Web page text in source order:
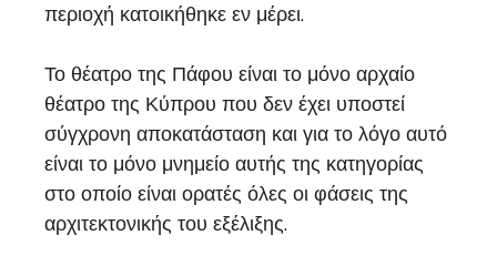
περιοχή κατοικήθηκε εν μέρει.
Το θέατρο της Πάφου είναι το μόνο αρχαίο
θέατρο της Κύπρου που δεν έχει υποστεί
σύγχρονη αποκατάσταση και για το λόγο αυτό
είναι το μόνο μνημείο αυτής της κατηγορίας
στο οποίο είναι ορατές όλες οι φάσεις της
αρχιτεκτονικής του εξέλιξης.